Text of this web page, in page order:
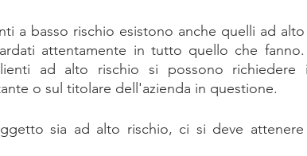
a basso rischio esistono anche quelli ad
attentamente in tutto quello che
ad alto rischio si possono richiedere
o sul titolare dell'azienda in questione.
sia ad alto rischio, ci si deve